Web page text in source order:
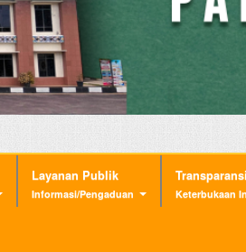
Layanan Publik
Informasi/Pengaduan
Transparansi
Keterbukaan